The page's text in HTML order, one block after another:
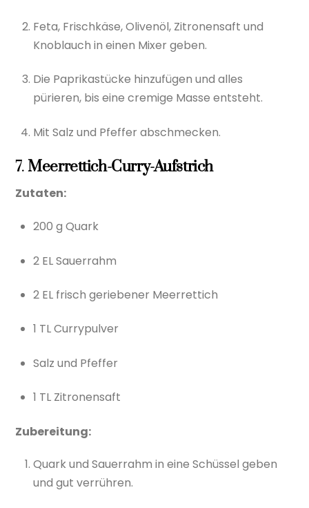
Feta, Frischkäse, Olivenöl, Zitronensaft und
Knoblauch in einen Mixer geben.
Die Paprikastücke hinzufügen und alles
pürieren, bis eine cremige Masse entsteht.
Mit Salz und Pfeffer abschmecken.
7.Meerrettich-Curry-Aufstrich
Zutaten:
200 g Quark
2 EL Sauerrahm
2 EL frisch geriebener Meerrettich
1 TL Currypulver
Salz und Pfeffer
1 TL Zitronensaft
Zubereitung:
Quark und Sauerrahm in eine Schüssel geben
und gut verrühren.